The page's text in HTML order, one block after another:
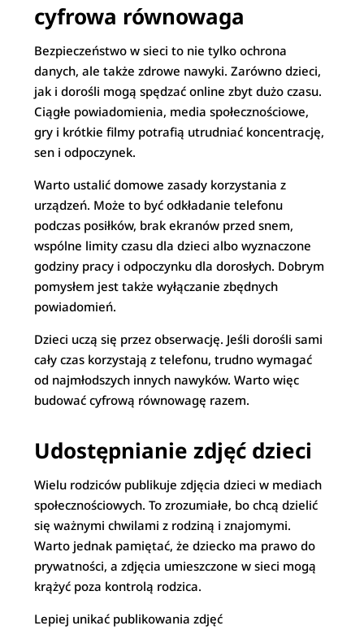
cyfrowa równowaga
Bezpieczeństwo w sieci to nie tylko ochrona
danych, ale także zdrowe nawyki. Zarówno dzieci,
jak i dorośli mogą spędzać online zbyt dużo czasu.
Ciągłe powiadomienia, media społecznościowe,
gry i krótkie filmy potrafią utrudniać koncentrację,
sen i odpoczynek.
Warto ustalić domowe zasady korzystania z
urządzeń. Może to być odkładanie telefonu
podczas posiłków, brak ekranów przed snem,
wspólne limity czasu dla dzieci albo wyznaczone
godziny pracy i odpoczynku dla dorosłych. Dobrym
pomysłem jest także wyłączanie zbędnych
powiadomień.
Dzieci uczą się przez obserwację. Jeśli dorośli sami
cały czas korzystają z telefonu, trudno wymagać
od najmłodszych innych nawyków. Warto więc
budować cyfrową równowagę razem.
Udostępnianie zdjęć dzieci
Wielu rodziców publikuje zdjęcia dzieci w mediach
społecznościowych. To zrozumiałe, bo chcą dzielić
się ważnymi chwilami z rodziną i znajomymi.
Warto jednak pamiętać, że dziecko ma prawo do
prywatności, a zdjęcia umieszczone w sieci mogą
krążyć poza kontrolą rodzica.
Lepiej unikać publikowania zdjęć